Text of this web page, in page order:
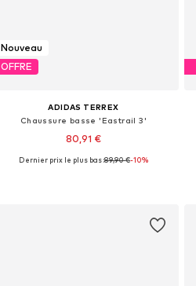
Nouveau
OFFRE
ADIDAS TERREX
Chaussure basse 'Eastrail 3'
80,91 €
Disponible en plusieurs tailles
Dernier prix le plus bas :89,90 €-10%